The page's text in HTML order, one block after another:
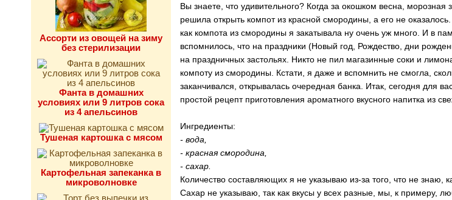
Ассорти из овощей на зиму
без стерилизации
Фанта в домашних
условиях или 9 литров сока
из 4 апельсинов
Тушеная картошка с мясом
Картофельная запеканка в
микроволновке
Вы знаете, что удивительного? Когда за окошком весна,
решила открыть компот из красной смородины, а его не
как компота из смородины я закатывала ну очень уж много. И в
вспомнилось, что на праздники (Новый год, Рождество, дни
на праздничных застольях. Никто не пил магазинные соки и
компоту из смородины. Кстати, я даже и вспомнить не смогла,
заканчивался, открывалась очередная банка. Итак, сегодня для
простой рецепт приготовления ароматного вкусного напитка из
Ингредиенты:
- вода,
- красная смородина,
- сахар.
Количество составляющих я не указываю из-за того, что не знаю,
Сахар не указываю, так как вкусы у всех разные, мы, к примеру,